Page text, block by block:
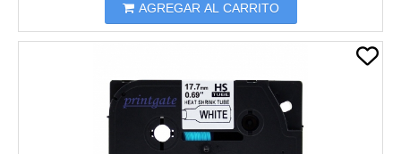
AGREGAR AL CARRITO